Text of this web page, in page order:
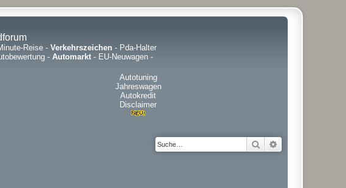
Reise- Verkehrszeichen- Pda-Halter
- Automarkt - EU-Neuwagen -
Autotuning
Jahreswagen
Autokredit
Disclaimer
Suche